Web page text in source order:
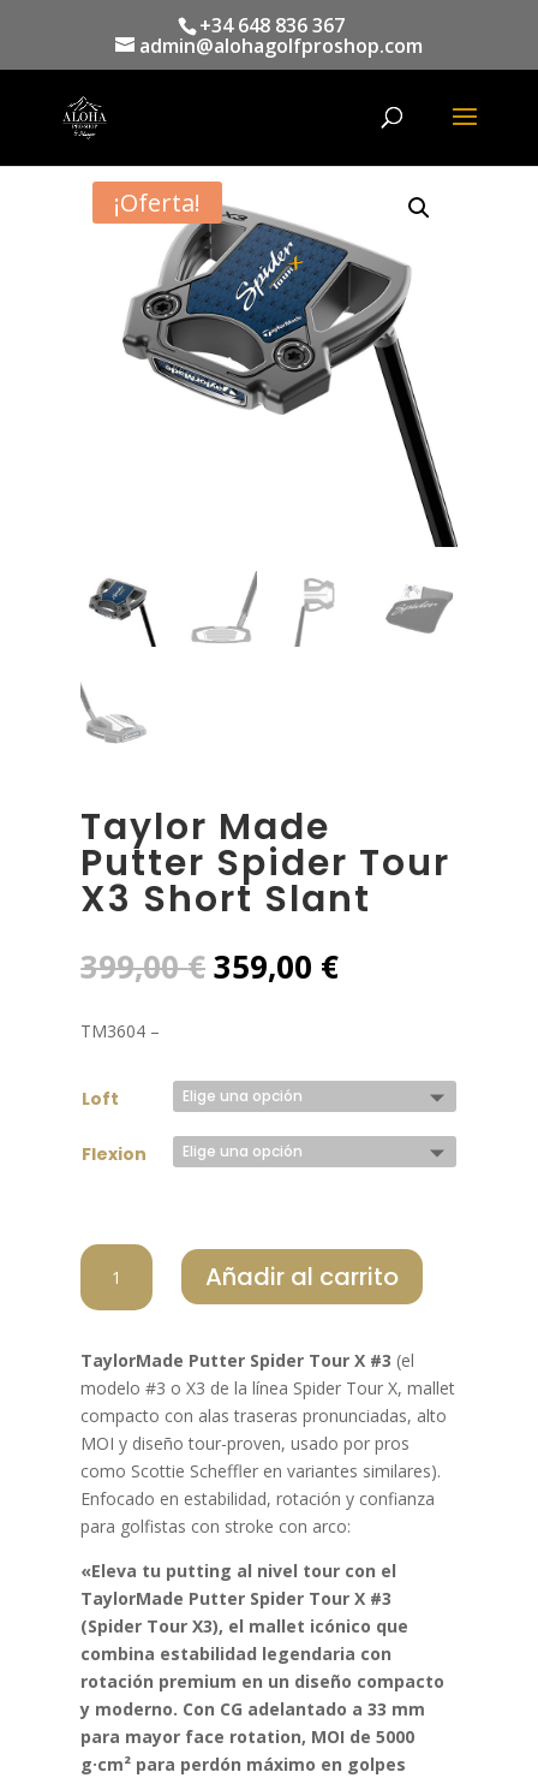
+34 648 836 367
admin@alohagolfproshop.com
productos
¡Oferta!
Taylor Made
Putter Spider Tour
X3 Short Slant
399,00€El
precio
399,00 €.
359,00 €El
359,00 €.
TM3604 –
Loft
Flexion
TAYLOR
MADE
PUTTER
TOUR
X3
SHORT
SLANT
cantidad
Añadir al carrito
TaylorMade Putter Spider Tour X #3 (el
modelo #3 o X3 de la línea Spider Tour X, mallet
compacto con alas traseras pronunciadas, alto
MOI y diseño tour-proven, usado por pros
como Scottie Scheffler en variantes similares).
Enfocado en estabilidad, rotación y confianza
para golfistas con stroke con arco:
«Eleva tu putting al nivel tour con el
TaylorMade Putter Spider Tour X #3
(Spider Tour X3), el mallet icónico que
combina estabilidad legendaria con
rotación premium en un diseño compacto
y moderno. Con CG adelantado a 33 mm
para mayor face rotation, MOI de 5000
g·cm² para perdón máximo en golpes